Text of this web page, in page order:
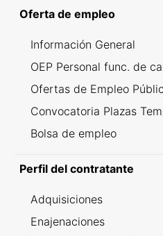
Oferta de empleo
Información General
OEP Personal func. de
Ofertas de Empleo
Convocatoria Plazas
Bolsa de empleo
Perfil del contratante
Adquisiciones
Enajenaciones